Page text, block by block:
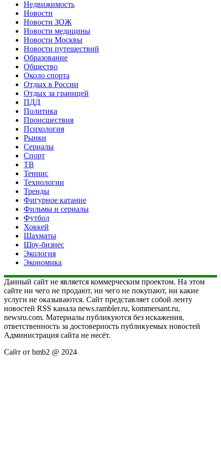
Недвижимость
Новости
Новости ЗОЖ
Новости медицины
Новости Москвы
Новости путешествий
Образование
Общество
Около спорта
Отдых в России
Отдых за границей
ПДД
Политика
Происшествия
Психология
Рынки
Сериалы
Спорт
ТВ
Теннис
Технологии
Тренды
Фигурное катание
Фильмы и сериалы
Футбол
Хоккей
Шахматы
Шоу-бизнес
Экология
Экономика
Данный сайт не является коммерческим проектом. На этом
сайте ни чего не продают, ни чего не покупают, ни какие
услуги не оказываются. Сайт представляет собой ленту
новостей RSS канала news.rambler.ru, kommersant.ru,
newsru.com. Материалы публикуются без искажения,
ответственность за достоверность публикуемых новостей
Администрация сайта не несёт.
Сайт от bmb2 @ 2024